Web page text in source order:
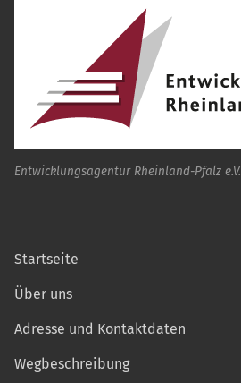
Entwicklungsagentur Rheinland-Pfalz e.V.
Startseite
Über uns
Adresse und Kontaktdaten
Wegbeschreibung